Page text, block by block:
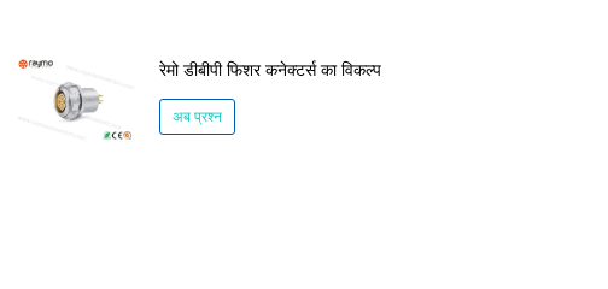
रेमो डीबीपी फिशर कनेक्टर्स का विकल्प
अब प्रश्न